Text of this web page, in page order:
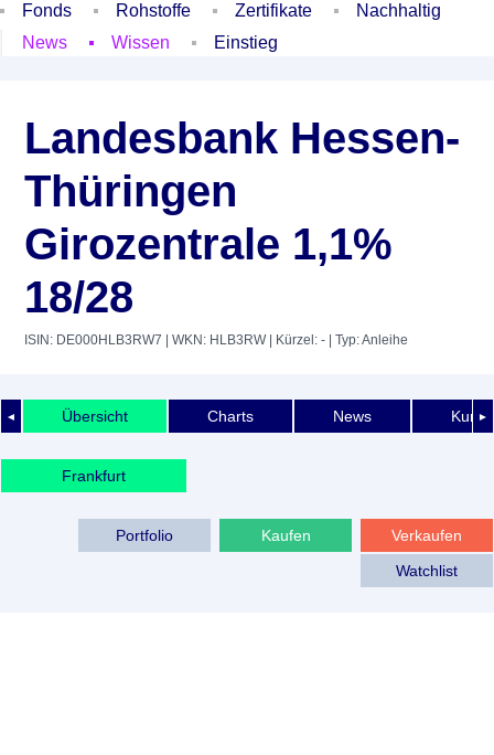
Fonds
Rohstoffe Zertifikate
Nachhaltig
News
Wissen Einstieg
Landesbank Hessen-
Thüringen
Girozentrale 1,1%
18/28
ISIN: DE000HLB3RW7 | WKN: HLB3RW| Kürzel: - | Typ: Anleihe
◄ ►
Übersicht Charts News
Frankfurt
Verkaufen
Kaufen
Portfolio
Watchlist